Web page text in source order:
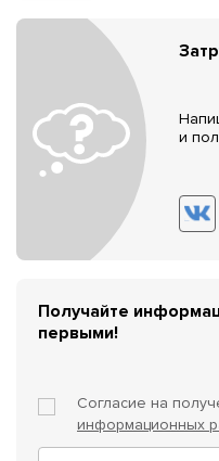
и
Получайте
первыми!
Согласие на
информационных